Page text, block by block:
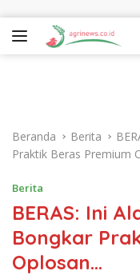
Beranda Berita
Praktik Beras Premium
Berita
BERAS: Ini
Bongkar
Oplosan…